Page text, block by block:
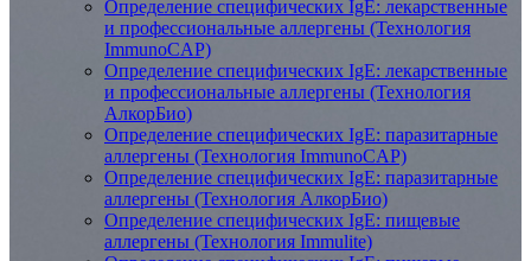
Определение специфических IgE: лекарственные
и профессиональные аллергены (Технология
ImmunoCAP)
Определение специфических IgE: лекарственные
и профессиональные аллергены (Технология
АлкорБио)
Определение специфических IgE: паразитарные
аллергены (Технология ImmunoCAP)
Определение специфических IgE: паразитарные
аллергены (Технология АлкорБио)
Определение специфических IgE: пищевые
аллергены (Технология Immulite)